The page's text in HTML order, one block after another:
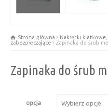
Strona główna Nakrętki
zabezpieczające
Zapinaka do śrub
Zapinaka do śrub
opcja Wybierz opcje